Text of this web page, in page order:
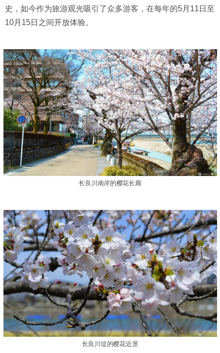
史，如今作为旅游观光吸引了众多游客，在每年的5月11日至
10月15日之间开放体验。
长良川南岸的樱花长廊
长良川堤的樱花近景